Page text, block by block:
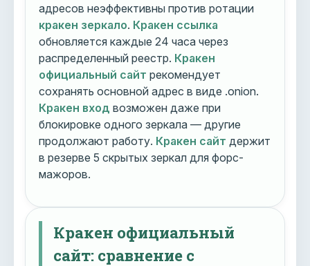
адресов неэффективны против ротации
кракен зеркало. Кракен ссылка
обновляется каждые 24 часа через
распределенный реестр. Кракен
официальный сайт рекомендует
сохранять основной адрес в виде .onion.
Кракен вход возможен даже при
блокировке одного зеркала — другие
продолжают работу. Кракен сайт держит
в резерве 5 скрытых зеркал для форс-
мажоров.
Кракен официальный
сайт: сравнение с